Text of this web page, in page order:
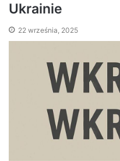
Ukrainie
22 września, 2025